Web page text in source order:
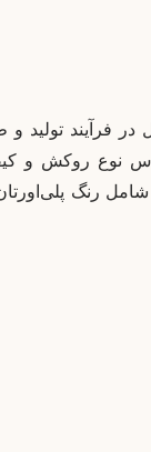
فرآیند تولید
نوع روکش و
رنگ